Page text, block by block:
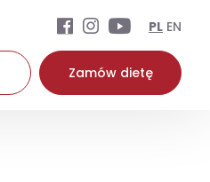
PL EN
Zamów dietę